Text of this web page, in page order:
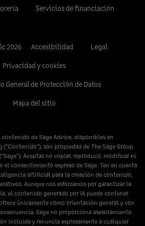
Servicios de financiación
2026 Accesibilidad Legal
Privacidad y cookies
General de Protección de Datos
Mapa del sitio
de Sage Advice, disponibles en
(“Contenido”), son propiedad de The Sage Group
Aceptas no copiar, reproducir, modificar ni
consentimiento expreso de Sage. Ten en cuenta
artificial para la creación de contenido,
Aunque nos esforzamos por garantizar la
el contenido generado por IA puede contener
únicamente como orientación general y con
Sage no proporciona asesoramiento
incluida y renuncia expresamente a cualquier